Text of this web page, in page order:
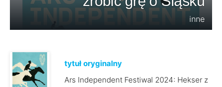
inne
tytuł oryginalny
Ars Independent Festiwal 2024: Hekser z